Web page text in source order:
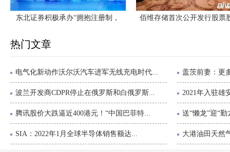
东北证券积极承办“拥抱注册制， 佰维存储首次公开发行股票
热门文章
电气化新动作沃尔沃汽车进军无线充电时代... 盖茨前妻：更
波兰开发商CDPR停止在俄罗斯和白俄罗斯... 2021年入驻雄
腾讯股价大跌逼近400港元！“中国巴菲特... 送“懒龙”迎“
SIA：2022年1月全球半导体销售额达... 大港油田天然